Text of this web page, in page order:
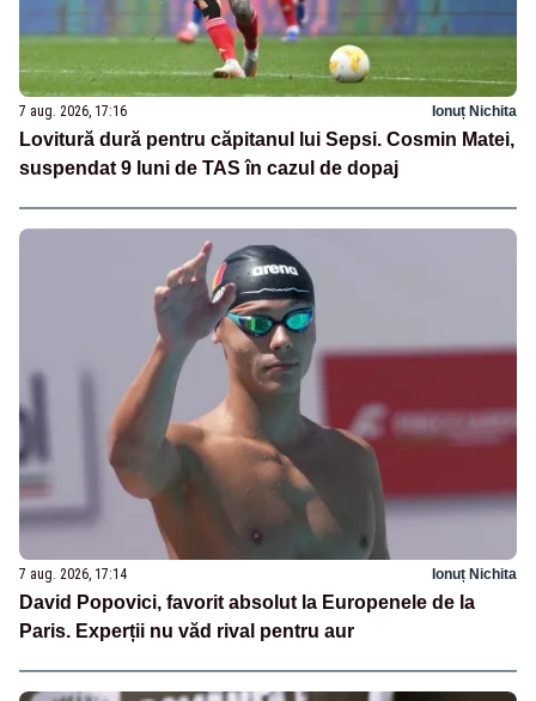
7 aug. 2026, 17:16 Ionuț Nichita
Lovitură dură pentru căpitanul lui Sepsi. Cosmin Matei,
suspendat 9 luni de TAS în cazul de dopaj
7 aug. 2026, 17:14 Ionuț Nichita
David Popovici, favorit absolut la Europenele de la
Paris. Experții nu văd rival pentru aur